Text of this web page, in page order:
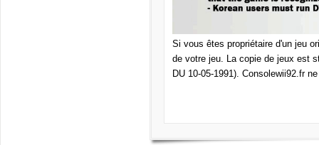
Si vous êtes propriétaire d'un jeu
de votre jeu. La copie de jeux est
DU 10-05-1991). Consolewii92.fr